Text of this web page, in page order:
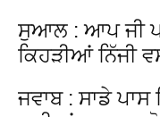
ਸੁਆਲ : ਆਪ ਜੀ
ਕਿਹੜੀਆਂ ਨਿੱਜੀ
ਜਵਾਬ : ਸਾਡੇ